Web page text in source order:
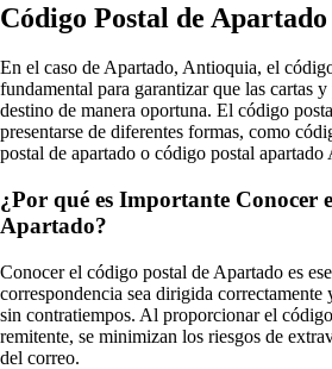
Código Postal de Apartado
En el caso de Apartado, Antioquia, el
fundamental para garantizar que las cartas
destino de manera oportuna. El código
presentarse de diferentes formas, como
postal de apartado o código postal apartado
¿Por qué es Importante Conocer
Apartado?
Conocer el código postal de Apartado es
correspondencia sea dirigida correctamente
sin contratiempos. Al proporcionar el
remitente, se minimizan los riesgos de
del correo.